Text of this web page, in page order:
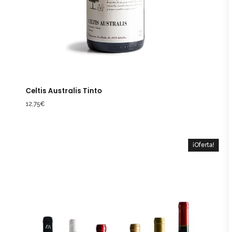
Celtis Australis Tinto
12,75€
¡Oferta!